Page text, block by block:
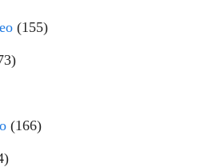
(155)
(166)